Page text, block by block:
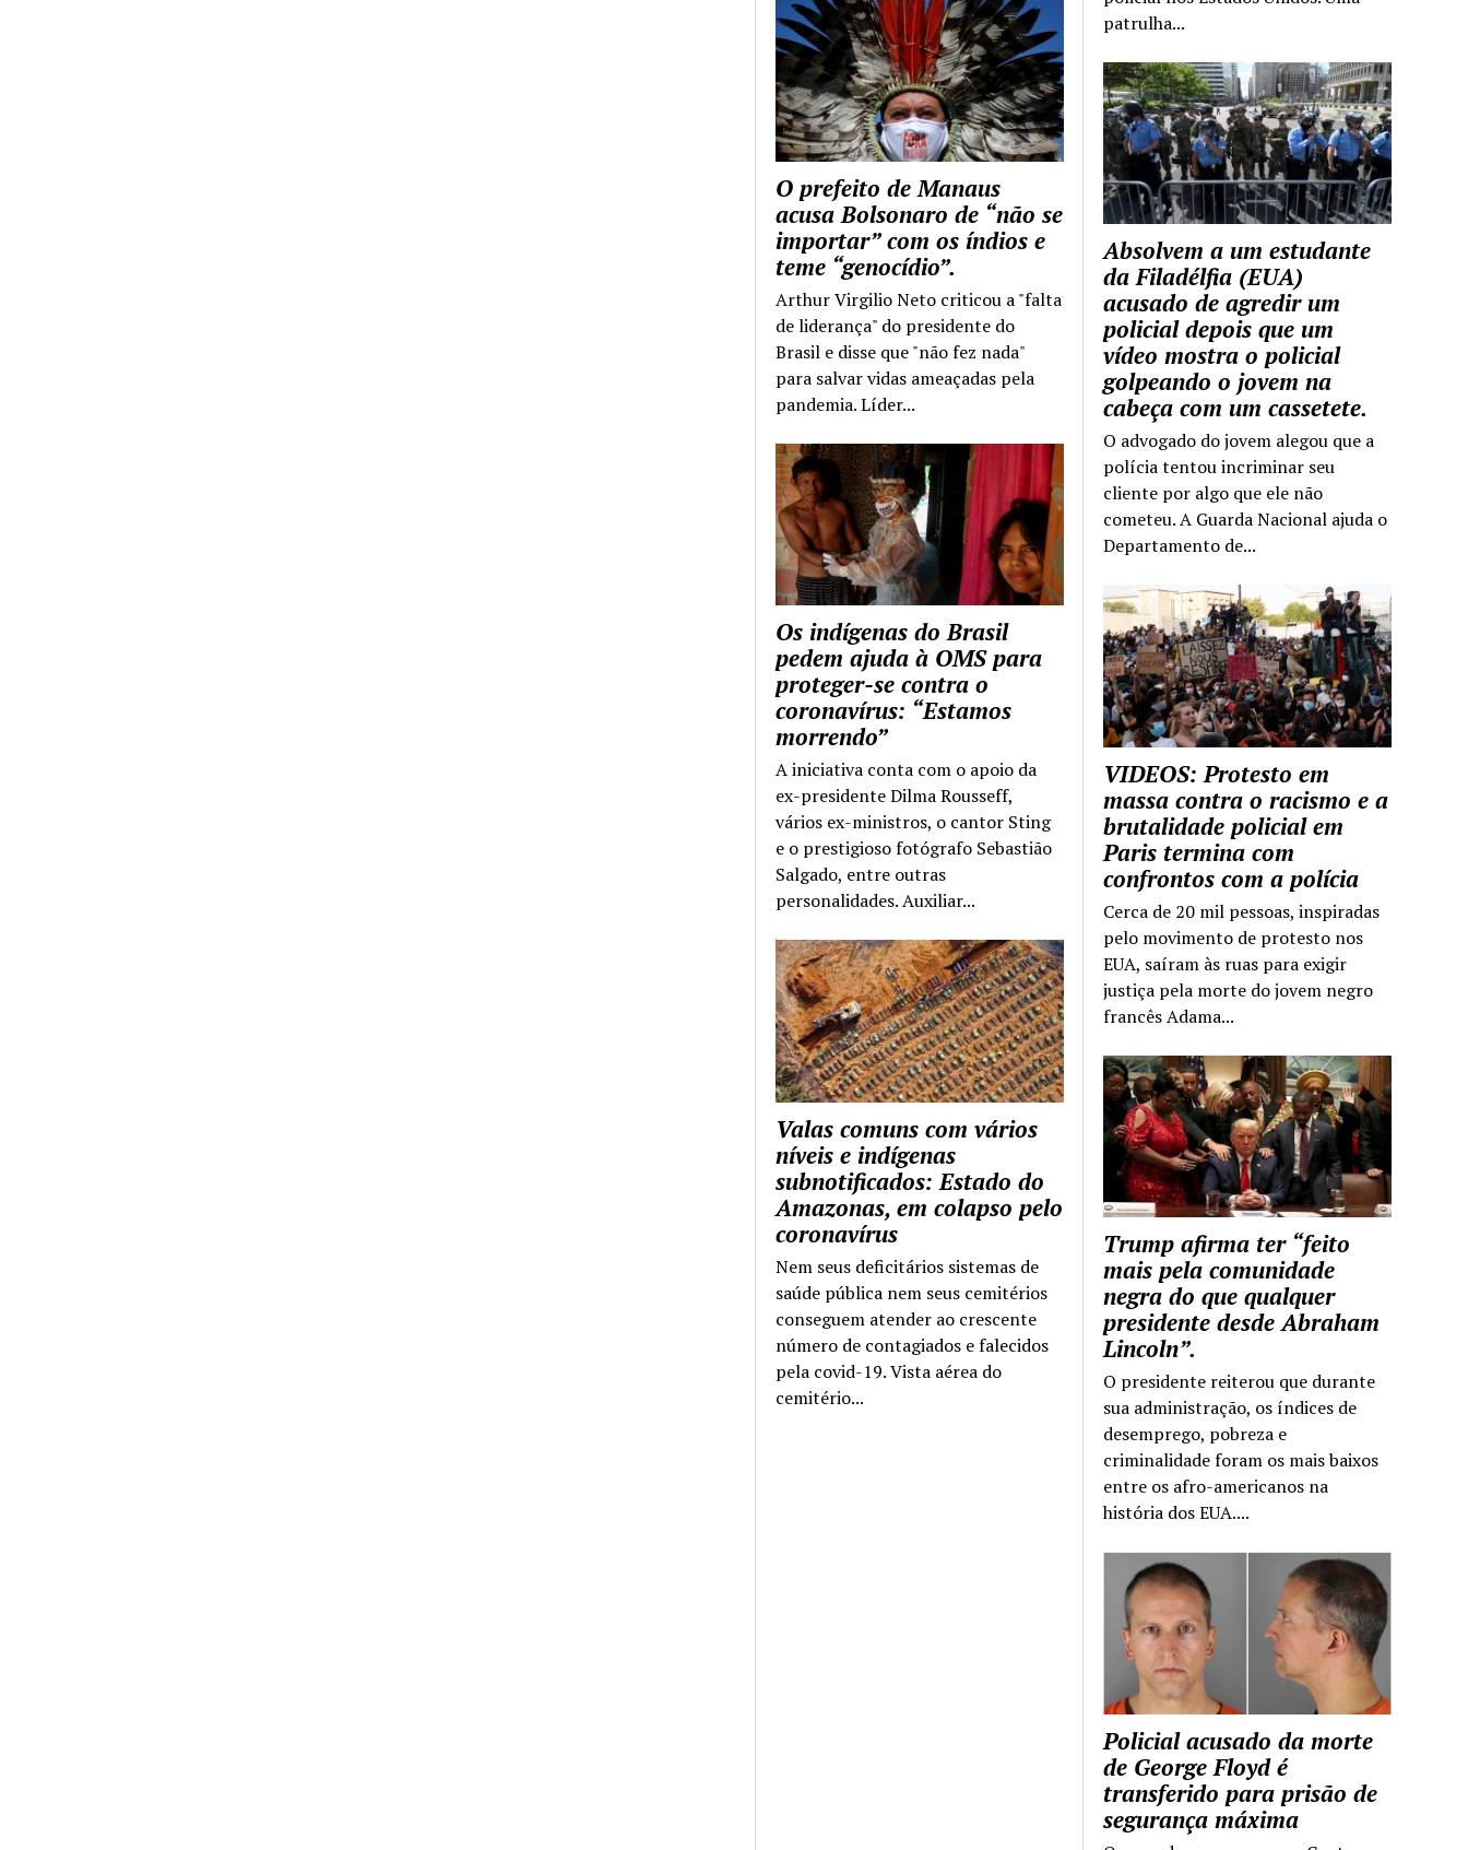
patrulha...
Absolvem a um estudante
da Filadélfia (EUA)
acusado de agredir um
policial depois que um
vídeo mostra o policial
golpeando o jovem na
cabeça com um cassetete.
O advogado do jovem alegou que a
polícia tentou incriminar seu
cliente por algo que ele não
cometeu. A Guarda Nacional ajuda o
Departamento de...
VIDEOS: Protesto em
massa contra o racismo e a
brutalidade policial em
Paris termina com
confrontos com a polícia
Cerca de 20 mil pessoas, inspiradas
pelo movimento de protesto nos
EUA, saíram às ruas para exigir
justiça pela morte do jovem negro
francês Adama...
Trump afirma ter “feito
mais pela comunidade
negra do que qualquer
presidente desde Abraham
Lincoln”.
O presidente reiterou que durante
sua administração, os índices de
desemprego, pobreza e
criminalidade foram os mais baixos
entre os afro-americanos na
história dos EUA....
Policial acusado da morte
de George Floyd é
transferido para prisão de
segurança máxima
O prefeito de Manaus
acusa Bolsonaro de “não se
importar” com os índios e
teme “genocídio”.
Arthur Virgilio Neto criticou a "falta
de liderança" do presidente do
Brasil e disse que "não fez nada"
para salvar vidas ameaçadas pela
pandemia. Líder...
Os indígenas do Brasil
pedem ajuda à OMS para
proteger-se contra o
coronavírus: “Estamos
morrendo”
A iniciativa conta com o apoio da
ex-presidente Dilma Rousseff,
vários ex-ministros, o cantor Sting
e o prestigioso fotógrafo Sebastião
Salgado, entre outras
personalidades. Auxiliar...
Valas comuns com vários
níveis e indígenas
subnotificados: Estado do
Amazonas, em colapso pelo
coronavírus
Nem seus deficitários sistemas de
saúde pública nem seus cemitérios
conseguem atender ao crescente
número de contagiados e falecidos
pela covid-19. Vista aérea do
cemitério...